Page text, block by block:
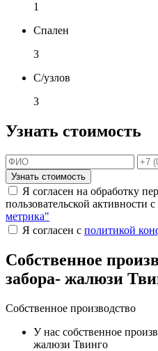
1
Спален
3
С/узлов
3
Узнать стоимость
Узнать стоимость
Я согласен на обработку
пользовательской активности
метрика"
Я согласен с политикой
Собственное
забора- жалюзи
Собственное производство
У нас собственное
жалюзи Твинго